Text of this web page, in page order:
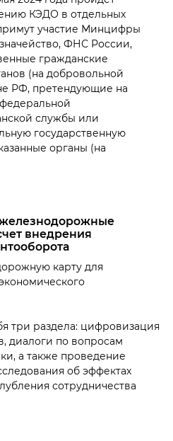
КЭДО в отдельных
участие Минцифры
ФНС России,
гражданские
(на добровольной
РФ, претендующие на
службы или
государственную
органы (на
внедрения
карту для
три раздела: цифровизация
диалоги по вопросам
а также проведение
об эффектах
сотрудничества